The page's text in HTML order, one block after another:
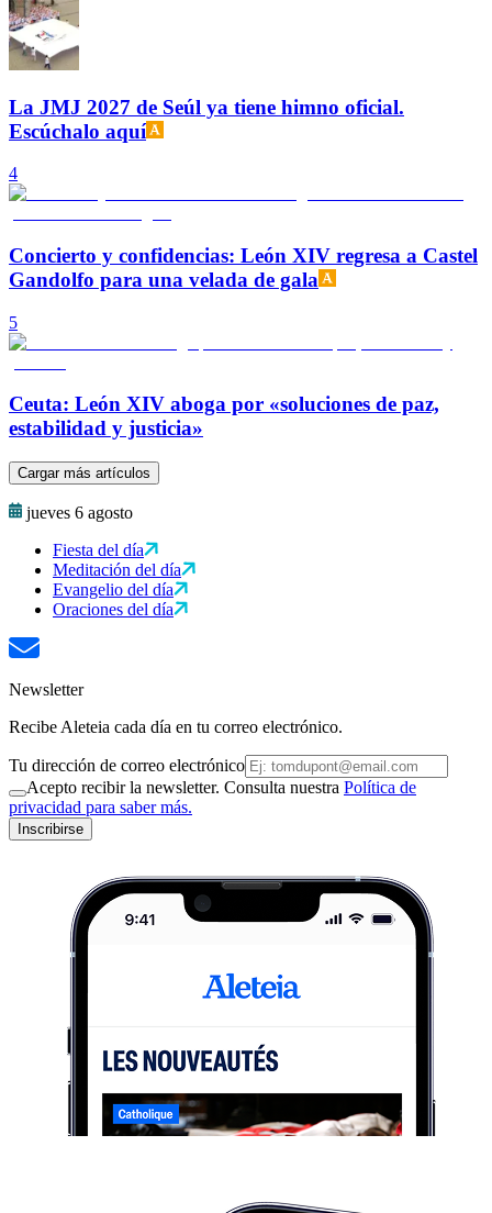
La JMJ 2027 de Seúl ya tiene himno oficial.
Escúchalo aquí
4
Concierto y confidencias: León XIV regresa a Castel
Gandolfo para una velada de gala
5
Ceuta: León XIV aboga por «soluciones de paz,
estabilidad y justicia»
Cargar más artículos
jueves 6 agosto
Fiesta del día
Meditación del día
Evangelio del día
Oraciones del día
Newsletter
Recibe Aleteia cada día en tu correo electrónico.
Tu dirección de correo electrónico
Acepto recibir la newsletter. Consulta nuestra Política de
privacidad para saber más.
Inscribirse